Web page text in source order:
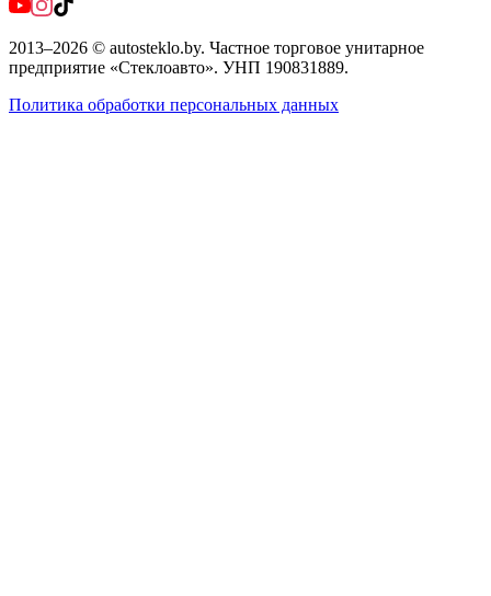
2013–2026 © autosteklo.by. Частное торговое унитарное
предприятие «Стеклоавто». УНП 190831889.
Политика обработки персональных данных